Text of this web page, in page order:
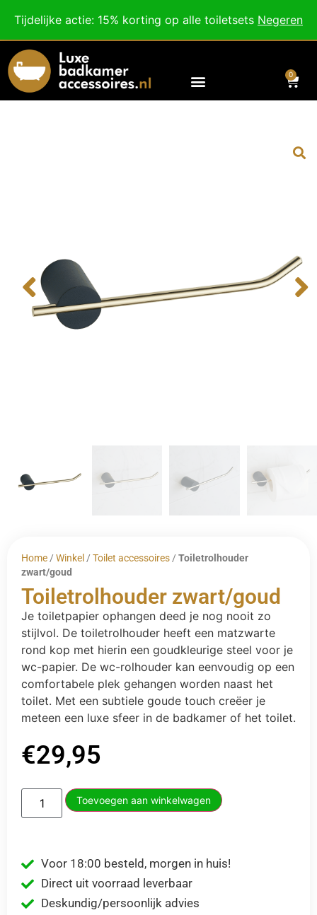
Tijdelijke actie: 15% korting op alle toiletsets Negeren
Voor 18:00 besteld, morgen in huis!
0
Home / Winkel / Toilet accessoires / Toiletrolhouder
zwart/goud
Toiletrolhouder zwart/goud
Je toiletpapier ophangen deed je nog nooit zo
stijlvol. De toiletrolhouder heeft een matzwarte
rond kop met hierin een goudkleurige steel voor je
wc-papier. De wc-rolhouder kan eenvoudig op een
comfortabele plek gehangen worden naast het
toilet. Met een subtiele goude touch creëer je
meteen een luxe sfeer in de badkamer of het toilet.
€29,95
Toevoegen aan winkelwagen
Voor 18:00 besteld, morgen in huis!
Direct uit voorraad leverbaar
Deskundig/persoonlijk advies